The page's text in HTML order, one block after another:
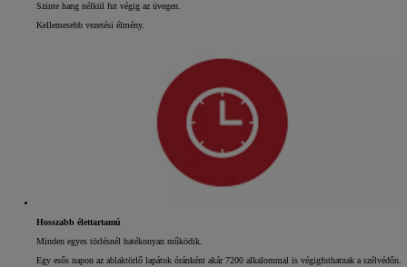
Szinte hang nélkül fut végig az üvegen.
Kellemesebb vezetési élmény.
Hosszabb élettartamú
Minden egyes törlésnél hatékonyan működik.
Egy esős napon az ablaktörlő lapátok óránként akár 7200 alkalommal is végigfuthatnak a szélvédőn.